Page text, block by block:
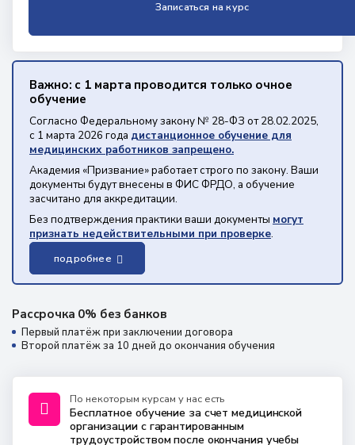
Записаться на курс
Важно: с 1 марта проводится только очное
обучение
Согласно Федеральному закону № 28-ФЗ от 28.02.2025,
с 1 марта 2026 года дистанционное обучение для
медицинских работников запрещено.
Академия «Призвание» работает строго по закону. Ваши
документы будут внесены в ФИС ФРДО, а обучение
засчитано для аккредитации.
Без подтверждения практики ваши документы могут
признать недействительными при проверке.
подробнее
Рассрочка 0% без банков
Первый платёж при заключении договора
Второй платёж за 10 дней до окончания обучения
По некоторым курсам у нас есть
Бесплатное обучение за счет медицинской
организации с гарантированным
трудоустройством после окончания учебы